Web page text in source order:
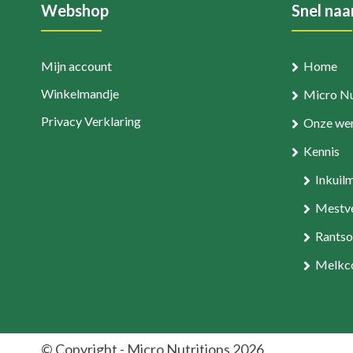
Webshop
Mijn account
Winkelmandje
Privacy Verklaring
Snel
Home
Micro
Onze
Kennis
© Copyright - Micro Nutritions 2026